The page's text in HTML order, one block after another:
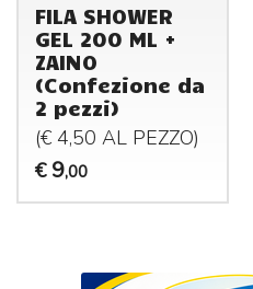
FILA SHOWER
GEL 200 ML +
ZAINO
(Confezione da
2 pezzi)
(€ 4,50 AL PEZZO)
€ 9,00